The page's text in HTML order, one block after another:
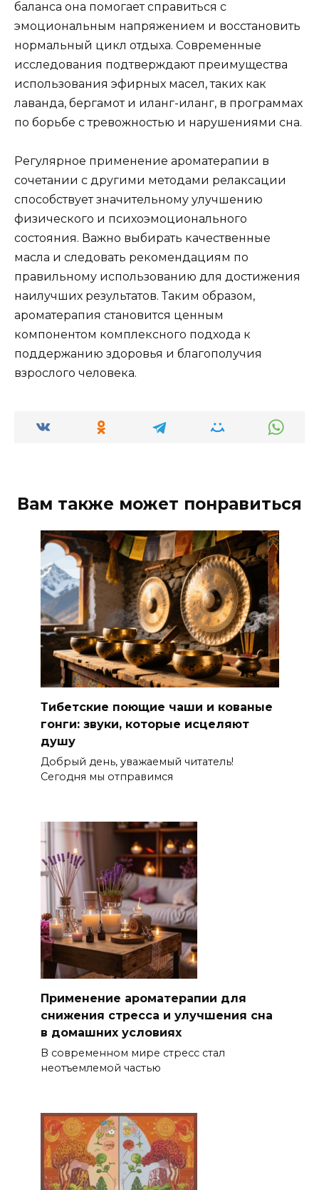
баланса она помогает справиться с
эмоциональным напряжением и восстановить
нормальный цикл отдыха. Современные
исследования подтверждают преимущества
использования эфирных масел, таких как
лаванда, бергамот и иланг-иланг, в программах
по борьбе с тревожностью и нарушениями сна.
Регулярное применение ароматерапии в
сочетании с другими методами релаксации
способствует значительному улучшению
физического и психоэмоционального
состояния. Важно выбирать качественные
масла и следовать рекомендациям по
правильному использованию для достижения
наилучших результатов. Таким образом,
ароматерапия становится ценным
компонентом комплексного подхода к
поддержанию здоровья и благополучия
взрослого человека.
Вам также может понравиться
Тибетские поющие чаши и кованые
гонги: звуки, которые исцеляют
душу
Добрый день, уважаемый читатель!
Сегодня мы отправимся
Применение ароматерапии для
снижения стрессa и улучшения сна
в домашних условиях
В современном мире стресс стал
неотъемлемой частью